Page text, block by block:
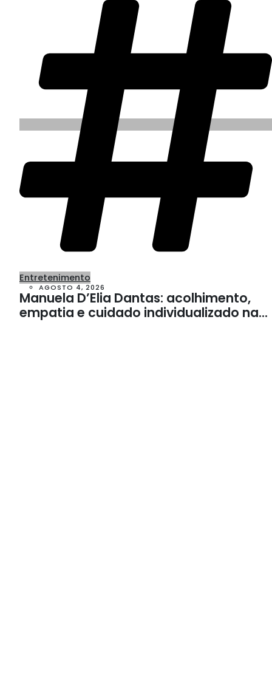
Entretenimento
AGOSTO 4, 2026
Manuela D’Elia Dantas: acolhimento,
empatia e cuidado individualizado na